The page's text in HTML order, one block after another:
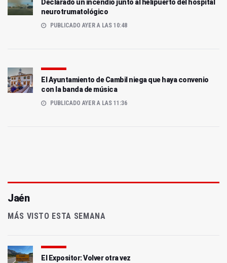
Declarado un incendio junto al helipuerto del hospital
neurotrumatológico
PUBLICADO AYER A LAS 10:48
El Ayuntamiento de Cambil niega que haya convenio
con la banda de música
PUBLICADO AYER A LAS 11:36
Jaén
MÁS VISTO ESTA SEMANA
El Expositor: Volver otra vez